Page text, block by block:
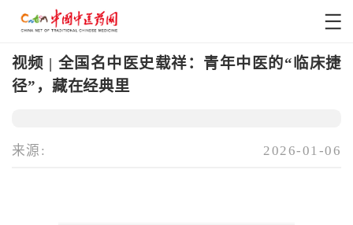
视频 | 全国名中医史载祥：青年中医的“临床捷
径”，藏在经典里
来源: 2026-01-06